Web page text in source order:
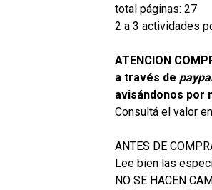
total páginas: 27
2 a 3 actividades
ATENCION
a través de
avisándonos por
Consultá el valor
ANTES DE
Lee bien las
NO SE HACEN